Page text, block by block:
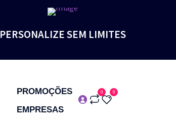
PERSONALIZE SEM LIMITES
PROMOÇÕES
EMPRESAS
0 0